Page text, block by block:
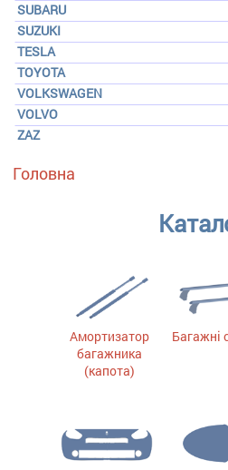
SUBARU
SUZUKI
TESLA
TOYOTA
VOLKSWAGEN
VOLVO
ZAZ
Ви є тут
Головна
Амортизатор
багажника
(капота)
Багажні